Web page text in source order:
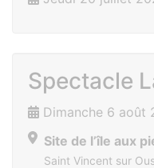
Spectacle
Dimanche 6 août
Site de l’île aux
Saint Vincent sur